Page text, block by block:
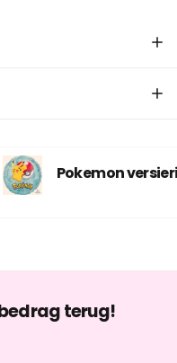
Pokemon
terug!